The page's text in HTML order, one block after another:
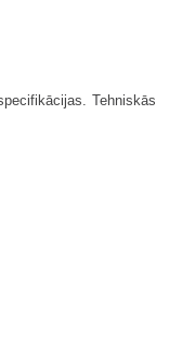
Tehniskās